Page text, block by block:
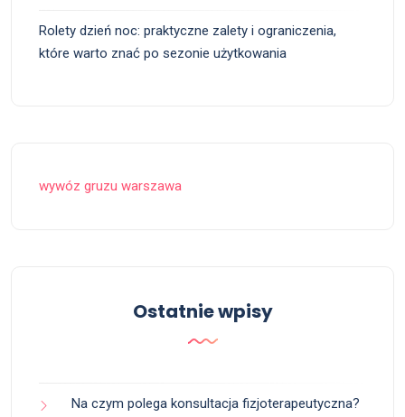
Rolety dzień noc: praktyczne zalety i ograniczenia,
które warto znać po sezonie użytkowania
wywóz gruzu warszawa
Ostatnie wpisy
Na czym polega konsultacja fizjoterapeutyczna?